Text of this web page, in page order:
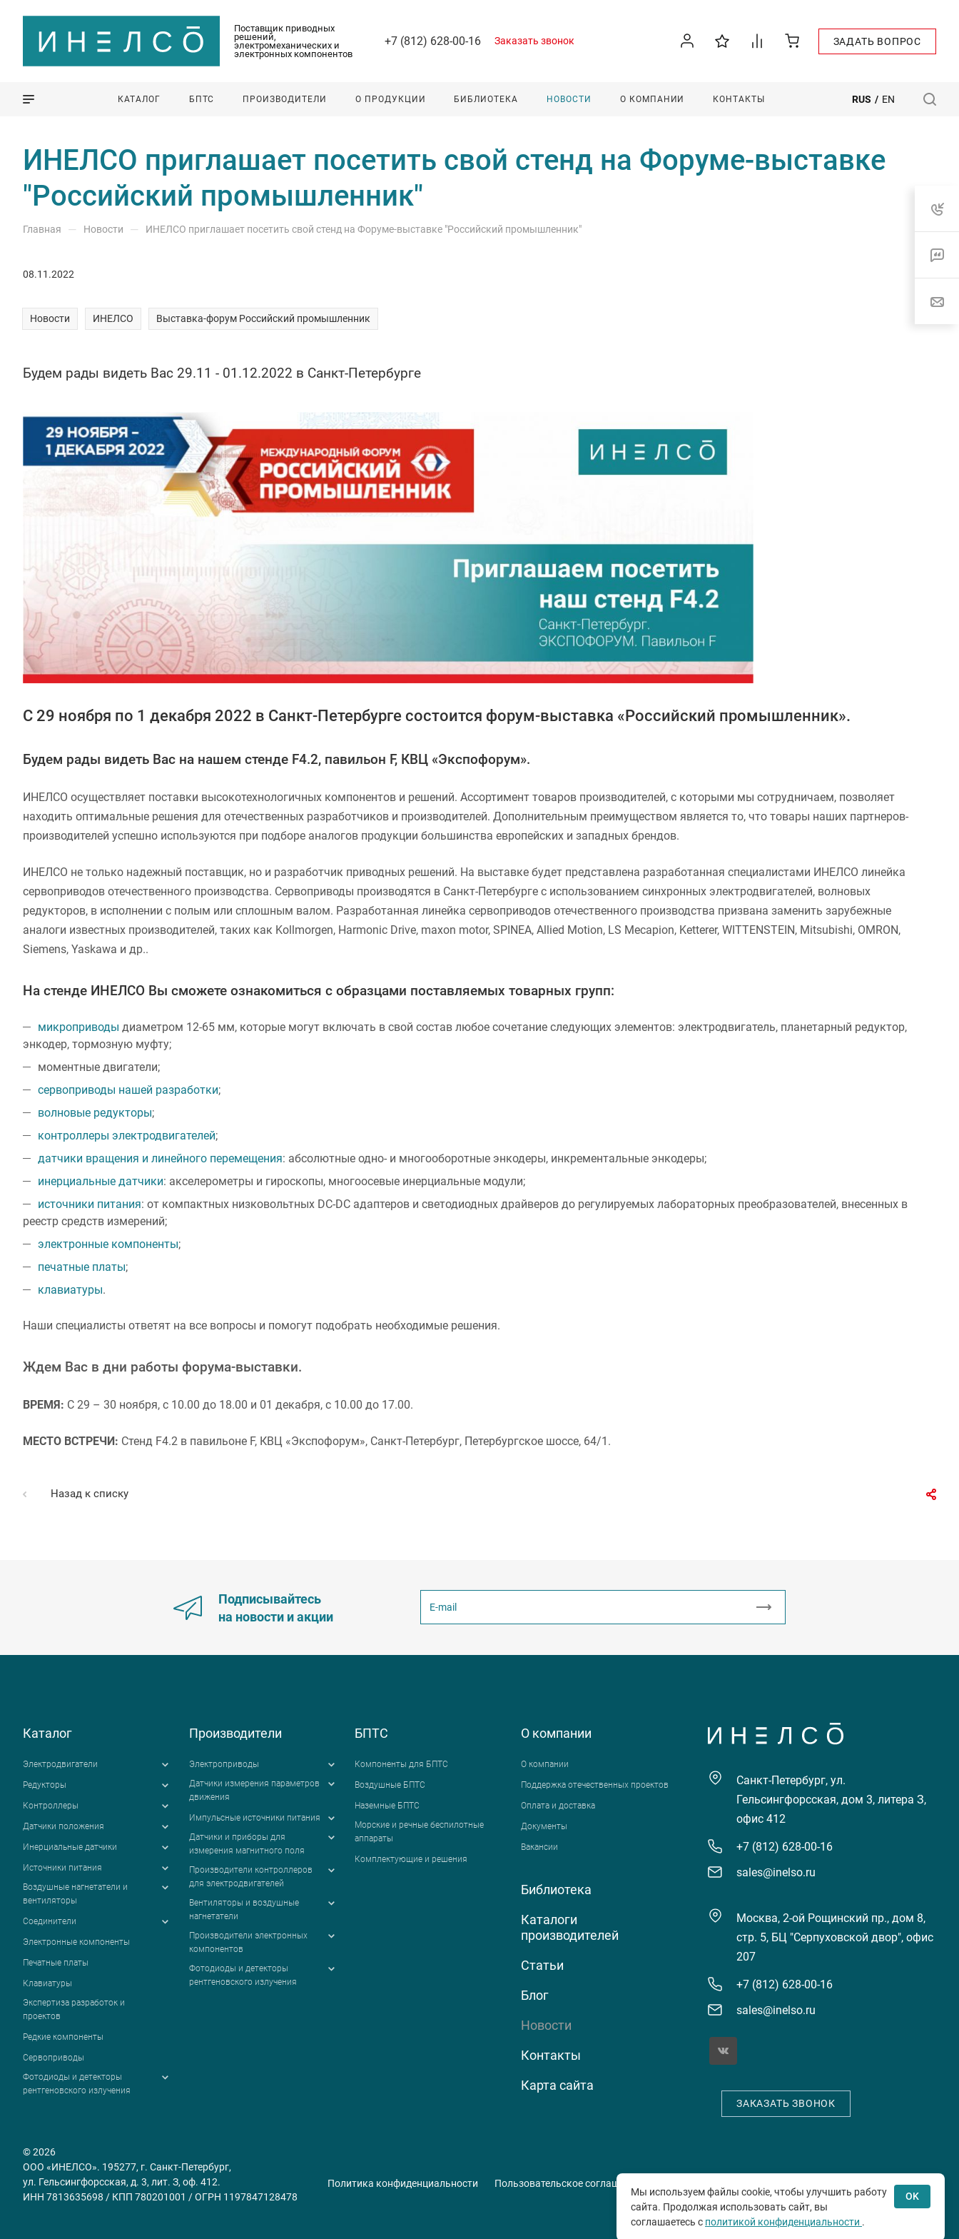
Поставщик приводных
решений,
электромеханических и
электронных компонентов
+7 (812) 628-00-16 Заказать звонок ЗАДАТЬ ВОПРОС
КАТАЛОГ БПТС ПРОИЗВОДИТЕЛИ О ПРОДУКЦИИ БИБЛИОТЕКА НОВОСТИ О КОМПАНИИ КОНТАКТЫ RUS / EN
ИНЕЛСО приглашает посетить свой стенд на Форуме-выставке
"Российский промышленник"
Главная — Новости — ИНЕЛСО приглашает посетить свой стенд на Форуме-выставке "Российский промышленник"
08.11.2022
Новости ИНЕЛСО Выставка-форум Российский промышленник
Будем рады видеть Вас 29.11 - 01.12.2022 в Санкт-Петербурге
С 29 ноября по 1 декабря 2022 в Санкт-Петербурге состоится форум-выставка «Российский промышленник».
Будем рады видеть Вас на нашем стенде F4.2, павильон F, КВЦ «Экспофорум».
ИНЕЛСО осуществляет поставки высокотехнологичных компонентов и решений. Ассортимент товаров производителей, с которыми мы сотрудничаем, позволяет
находить оптимальные решения для отечественных разработчиков и производителей. Дополнительным преимуществом является то, что товары наших партнеров-
производителей успешно используются при подборе аналогов продукции большинства европейских и западных брендов.
ИНЕЛСО не только надежный поставщик, но и разработчик приводных решений. На выставке будет представлена разработанная специалистами ИНЕЛСО линейка
сервоприводов отечественного производства. Сервоприводы производятся в Санкт-Петербурге с использованием синхронных электродвигателей, волновых
редукторов, в исполнении с полым или сплошным валом. Разработанная линейка сервоприводов отечественного производства призвана заменить зарубежные
аналоги известных производителей, таких как Kollmorgen, Harmonic Drive, maxon motor, SPINEA, Allied Motion, LS Mecapion, Ketterer, WITTENSTEIN, Mitsubishi, OMRON,
Siemens, Yaskawa и др..
На стенде ИНЕЛСО Вы сможете ознакомиться с образцами поставляемых товарных групп:
микроприводы диаметром 12-65 мм, которые могут включать в свой состав любое сочетание следующих элементов: электродвигатель, планетарный редуктор,
энкодер, тормозную муфту;
моментные двигатели;
сервоприводы нашей разработки;
волновые редукторы;
контроллеры электродвигателей;
датчики вращения и линейного перемещения: абсолютные одно- и многооборотные энкодеры, инкрементальные энкодеры;
инерциальные датчики: акселерометры и гироскопы, многоосевые инерциальные модули;
источники питания: от компактных низковольтных DC-DC адаптеров и светодиодных драйверов до регулируемых лабораторных преобразователей, внесенных в
реестр средств измерений;
электронные компоненты;
печатные платы;
клавиатуры.
Наши специалисты ответят на все вопросы и помогут подобрать необходимые решения.
Ждем Вас в дни работы форума-выставки.
ВРЕМЯ: С 29 – 30 ноября, с 10.00 до 18.00 и 01 декабря, с 10.00 до 17.00.
МЕСТО ВСТРЕЧИ: Стенд F4.2 в павильоне F, КВЦ «Экспофорум», Санкт-Петербург, Петербургское шоссе, 64/1.
Назад к списку
Подписывайтесь
на новости и акции
Каталог
Электродвигатели
Редукторы
Контроллеры
Датчики положения
Инерциальные датчики
Источники питания
Воздушные нагнетатели и
вентиляторы
Соединители
Электронные компоненты
Печатные платы
Клавиатуры
Экспертиза разработок и
проектов
Редкие компоненты
Сервоприводы
Фотодиоды и детекторы
рентгеновского излучения
Производители
Электроприводы
Датчики измерения параметров
движения
Импульсные источники питания
Датчики и приборы для
измерения магнитного поля
Производители контроллеров
для электродвигателей
Вентиляторы и воздушные
нагнетатели
Производители электронных
компонентов
Фотодиоды и детекторы
рентгеновского излучения
БПТС
Компоненты для БПТС
Воздушные БПТС
Наземные БПТС
Морские и речные беспилотные
аппараты
Комплектующие и решения
О компании
О компании
Поддержка отечественных проектов
Оплата и доставка
Документы
Вакансии
Библиотека
Каталоги
производителей
Статьи
Блог
Новости
Контакты
Карта сайта
Санкт-Петербург, ул.
Гельсингфорсская, дом 3, литера З,
офис 412
+7 (812) 628-00-16
sales@inelso.ru
Москва, 2-ой Рощинский пр., дом 8,
стр. 5, БЦ "Серпуховской двор", офис
207
+7 (812) 628-00-16
sales@inelso.ru
ЗАКАЗАТЬ ЗВОНОК
© 2026
ООО «ИНЕЛСО». 195277, г. Санкт-Петербург,
ул. Гельсингфорсская, д. 3, лит. З, оф. 412.
ИНН 7813635698 / КПП 780201001 / ОГРН 1197847128478
Политика конфиденциальности Пользовательское соглашение
Мы используем файлы cookie, чтобы улучшить работу
сайта. Продолжая использовать сайт, вы
соглашаетесь с политикой конфиденциальности .
OK